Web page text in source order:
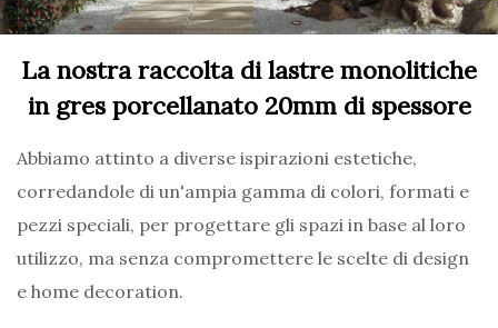
La nostra raccolta di lastre monolitiche
in gres porcellanato 20mm di spessore
Abbiamo attinto a diverse ispirazioni estetiche,
corredandole di un'ampia gamma di colori, formati e
pezzi speciali, per progettare gli spazi in base al loro
utilizzo, ma senza compromettere le scelte di design
e home decoration.